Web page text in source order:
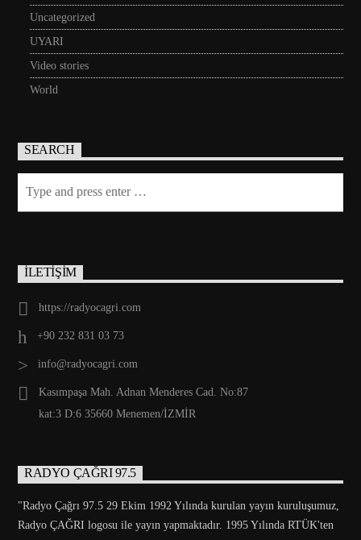
Uncategorized
UYARI
Video stories
World
SEARCH
İLETİŞİM
https://radyocagri.com
+90 232 831 03 73
info@radyocagri.com
Kasımpaşa Mah. Adnan Menderes Cad. No:87
kat:3 D:6 35660 Menemen/İZMİR
RADYO ÇAĞRI 97.5
"Radyo Çağrı 97.5 29 Ekim 1992 Yılında kurulan yayın kuruluşumuz,
Radyo ÇAĞRI logosu ile yayın yapmaktadır. 1995 Yılında RTÜK'ten